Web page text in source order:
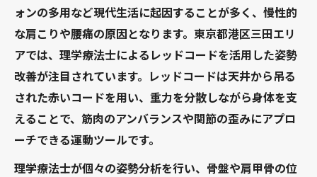
ォンの多用など現代生活に起因することが多く、慢性的
な肩こりや腰痛の原因となります。東京都港区三田エリ
アでは、理学療法士によるレッドコードを活用した姿勢
改善が注目されています。レッドコードは天井から吊る
された赤いコードを用い、重力を分散しながら身体を支
えることで、筋肉のアンバランスや関節の歪みにアプロ
ーチできる運動ツールです。
理学療法士が個々の姿勢分析を行い、骨盤や肩甲骨の位